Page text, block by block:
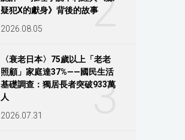
疑犯X的獻身》背後的故事
2026.08.05
3
〈衰老日本〉75歲以上「老老
照顧」家庭達37%——國民生活
基礎調查：獨居長者突破933萬
人
2026.07.31